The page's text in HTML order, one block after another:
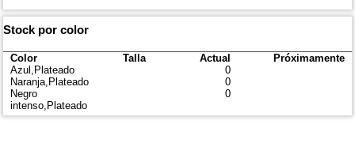
Stock por color
Color Talla Actual
Próximamente
Azul,Plateado
0
Naranja,Plateado
0
Negro
intenso,Plateado
0